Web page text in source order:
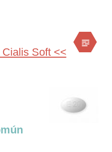
Soft <<